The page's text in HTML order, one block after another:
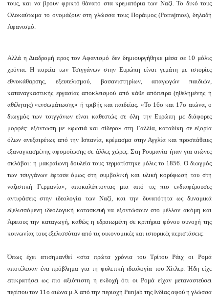
τους, και να βρουν φρικτό θάνατο στα κρεματόρια των Ναζί. Το δικό τους
Ολοκαύτωμα το ονομάζουν στη γλώσσα τους Ποράιμος (Porrajmos), δηλαδή
Αφανισμό.
Αλλά η Διαδρομή προς τον Αφανισμό δεν δημιουργήθηκε μέσα σε 10 μόλις
χρόνια. Η πορεία των Τσιγγάνων στην Ευρώπη είναι γεμάτη με ιστορίες
εθνοκάθαρσης, εξευτελισμού, βασανιστηρίων, απαγωγών παιδιών,
καταναγκαστικής εργασίας αποκλεισμού από κάθε απόπειρα (ηθελημένης ή
αθέλητης) «ενσωμάτωσης» ή τριβής και παιδείας. «Το 16ο και 17ο αιώνα, ο
διωγμός των τσιγγάνων είναι καθεστώς σε όλη την Ευρώπη με διάφορες
μορφές: εξόντωση με «φωτιά και σίδερο» στη Γαλλία, καταδίκη σε εξορία
όλων ανεξαιρέτως από την Ισπανία, κρέμασμα στην Αγγλία και προσπάθειες
εξαναγκασμένης αφομοίωσης σε άλλες χώρες. Στη Ρουμανία ήταν για αιώνες
σκλάβοι: η μακραίωνη δουλεία τους τερματίστηκε μόλις το 1856. Ο διωγμός
των τσιγγάνων έφτασε όμως στη συμβολική και υλική κορύφωσή του στη
ναζιστική Γερμανία», αποκαλύπτοντας μια από τις πιο ενδιαφέρουσες
αντιφάσεις στην ιδεολογία των Ναζί, και την δυνατότητα ως δυναμικά
εξελισσόμενη ιδεολογική κατασκευή να εξοντώσουν στο μέλλον ακόμη και
Άρειους την καταγωγή, καθώς η εδραιωμένη σε κριτήρια φόνου συνοχή της
κοινωνίας τους εξελισσόταν από τις οικονομικές και ιστορικές περιστάσεις:
Όπως έχει επισημανθεί «στα πρώτα χρόνια του Τρίτου Ράιχ οι Ρομά
αποτέλεσαν ένα πρόβλημα για τη φυλετική ιδεολογία του Χίτλερ. Ήδη είχε
επικρατήσει ως πιο αξιόπιστη η εκδοχή ότι οι Ρομά είχαν μεταναστεύσει
περίπου τον 11ο αιώνα μ.Χ από την περιοχή Punjab της Ινδίας αφού η γλώσσα